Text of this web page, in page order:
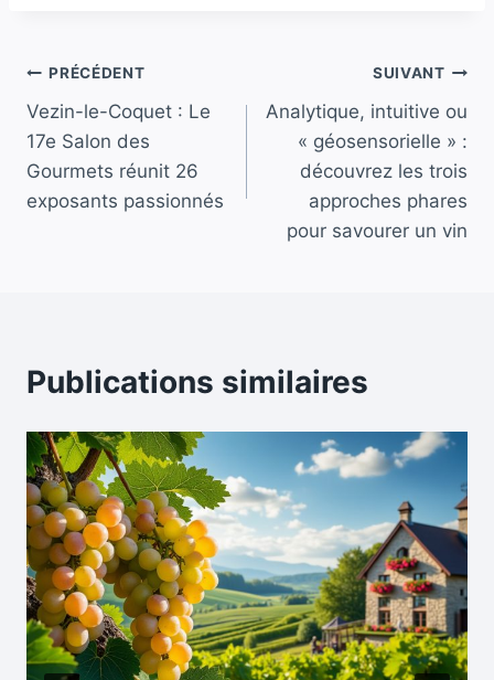
Navigation
de
l’article
PRÉCÉDENT
Vezin-le-Coquet : Le
17e Salon des
Gourmets réunit 26
exposants passionnés
SUIVANT
Analytique, intuitive ou
« géosensorielle » :
découvrez les trois
approches phares
pour savourer un vin
Publications similaires